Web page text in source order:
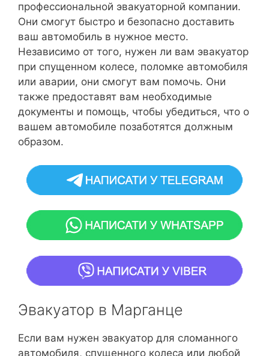
профессиональной эвакуаторной компании.
Они смогут быстро и безопасно доставить
ваш автомобиль в нужное место.
Независимо от того, нужен ли вам эвакуатор
при спущенном колесе, поломке автомобиля
или аварии, они смогут вам помочь. Они
также предоставят вам необходимые
документы и помощь, чтобы убедиться, что о
вашем автомобиле позаботятся должным
образом.
Эвакуатор в Марганце
Если вам нужен эвакуатор для сломанного
автомобиля, спущенного колеса или любой